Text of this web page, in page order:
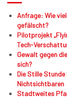
Anfrage: Wie
gefälscht?
Pilotprojekt
Tech-
Gewalt gegen
sich?
Die Stille
Nichtsichtbaren
Stadtweites